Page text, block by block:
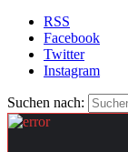
RSS
Facebook
Twitter
Instagram
Suchen nach: